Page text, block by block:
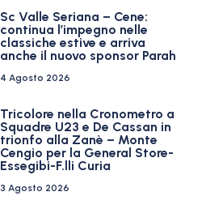
Sc Valle Seriana – Cene:
continua l’impegno nelle
classiche estive e arriva
anche il nuovo sponsor Parah
4 Agosto 2026
Tricolore nella Cronometro a
Squadre U23 e De Cassan in
trionfo alla Zanè – Monte
Cengio per la General Store-
Essegibi-F.lli Curia
3 Agosto 2026